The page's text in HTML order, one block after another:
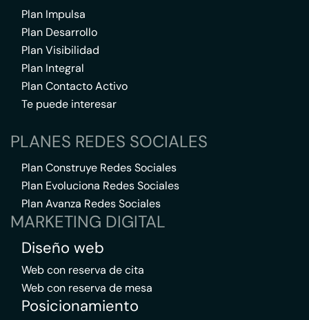
Plan Impulsa
Plan Desarrollo
Plan Visibilidad
Plan Integral
Plan Contacto Activo
Te puede interesar
PLANES REDES SOCIALES
Plan Construye Redes Sociales
Plan Evoluciona Redes Sociales
Plan Avanza Redes Sociales
MARKETING DIGITAL
Diseño web
Web con reserva de cita
Web con reserva de mesa
Posicionamiento